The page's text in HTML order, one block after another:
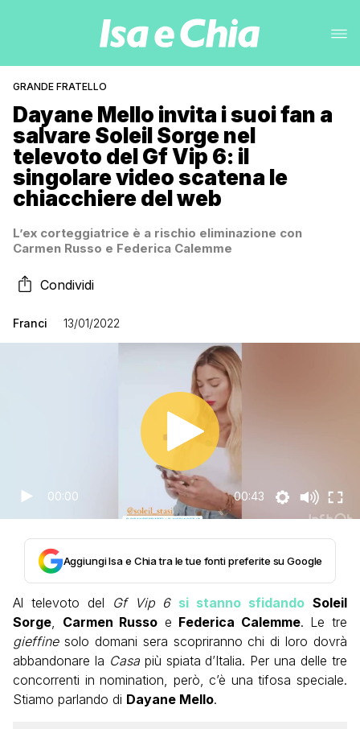
GRANDE FRATELLO
Dayane Mello invita i suoi fan a
salvare Soleil Sorge nel
televoto del Gf Vip 6: il
singolare video scatena le
chiacchiere del web
L’ex corteggiatrice è a rischio eliminazione con
Carmen Russo e Federica Calemme
Condividi
Franci 13/01/2022
00:00 00:43
Aggiungi Isa e Chia tra le tue fonti preferite su Google
Al televoto del Gf Vip 6 si stanno sfidando Soleil
Sorge, Carmen Russo e Federica Calemme. Le tre
gieffinesolo domani sera scopriranno chi di loro dovrà
abbandonare la Casapiù spiata d’Italia. Per una delle tre
concorrenti in nomination, però, c’è una tifosa speciale.
Stiamo parlando di Dayane Mello.